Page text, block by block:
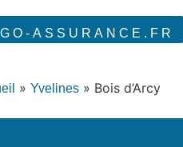
GO-ASSURANCE.FR
» Yvelines » Bois d’Arcy